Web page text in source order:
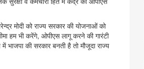
मोदी को राज्य सरकार की योजनाओं को
हम भी करेंगे, ओपीएस लागू करने की गारंटी
भाजपा की सरकार बनती है तो मौजूदा राज्य